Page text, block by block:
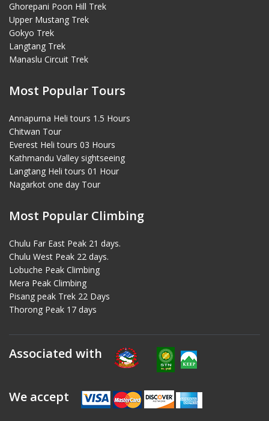
Ghorepani Poon Hill Trek
Upper Mustang Trek
Gokyo Trek
Langtang Trek
Manaslu Circuit Trek
Most Popular Tours
Annapurna Heli tours 1.5 Hours
Chitwan Tour
Everest Heli tours 03 Hours
Kathmandu Valley sightseeing
Langtang Heli tours 01 Hour
Nagarkot one day Tour
Most Popular Climbing
Chulu Far East Peak 21 days.
Chulu West Peak 22 days.
Lobuche Peak Climbing
Mera Peak Climbing
Pisang peak Trek 22 Days
Thorong Peak 17 days
Associated with
We accept